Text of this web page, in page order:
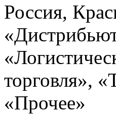
Россия,
торговля»,
«Прочее»